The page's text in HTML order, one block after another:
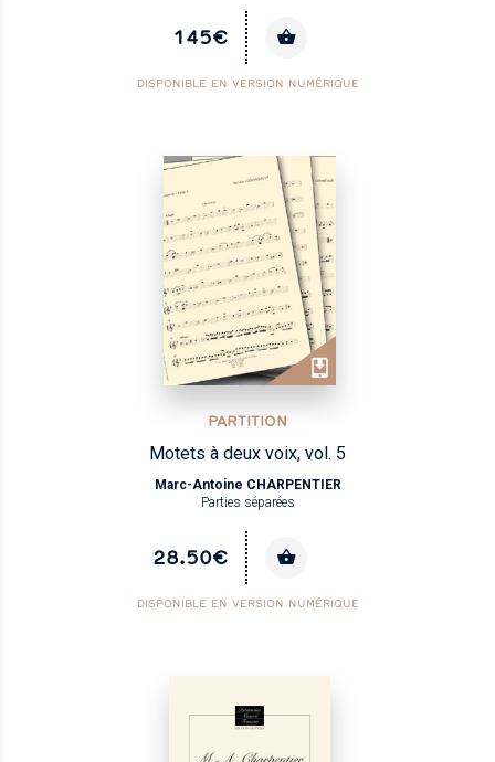
145€
DISPONIBLE EN VERSION NUMÉRIQUE
PARTITION
Motets à deux voix, vol. 5
Marc-Antoine CHARPENTIER
Parties séparées
28.50€
DISPONIBLE EN VERSION NUMÉRIQUE